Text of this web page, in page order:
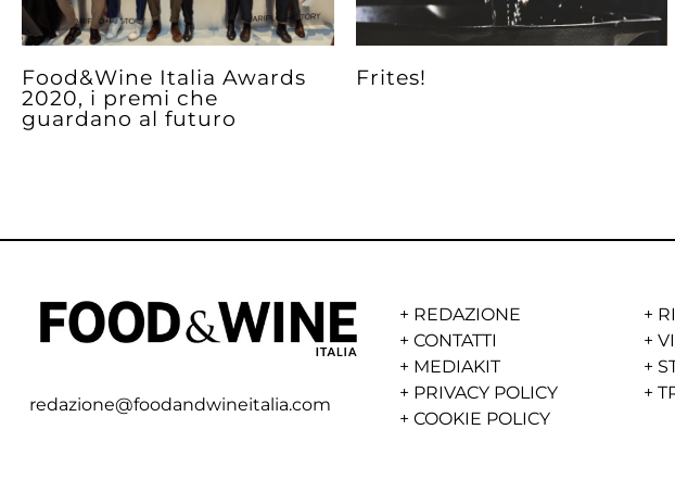
Food&Wine Italia Awards
2020, i premi che
guardano al futuro
Frites!
redazione@foodandwineitalia.com
+ REDAZIONE
+CONTATTI
+ MEDIAKIT
+ PRIVACY POLICY
+COOKIE POLICY
+
+
+
+